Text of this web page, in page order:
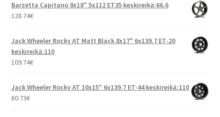
Barzetta Capitano 8x18" 5x112 ET35 keskireikä:66.6
128.74€
Jack Wheeler Rocky AT Matt Black 8x17" 6x139.7 ET-20
keskireikä:110
109.74€
Jack Wheeler Rocky AT 10x15" 6x139.7 ET-44 keskireikä:110
80.73€